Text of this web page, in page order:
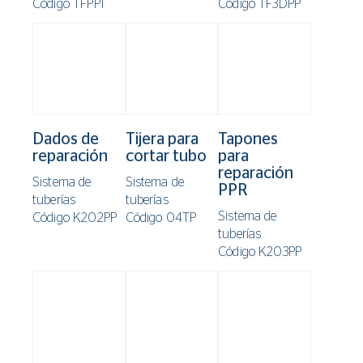
Código TFPP1 Código TF3DPP
Dados de
reparación
Sistema de
tuberías
Código K202PP
Tijera para
cortar tubo
Sistema de
tuberías
Código 04TP
Tapones
para
reparación
PPR
Sistema de
tuberías
Código K203PP